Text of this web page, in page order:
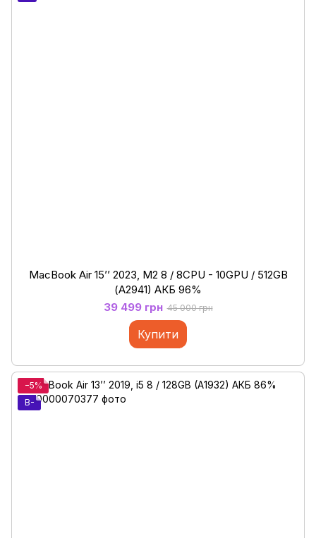
MacBook Air 15’’ 2023, М2 8 / 8CPU - 10GPU / 512GB
(А2941) АКБ 96%
39 499 грн 45 000 грн
Купити
−5%
B-